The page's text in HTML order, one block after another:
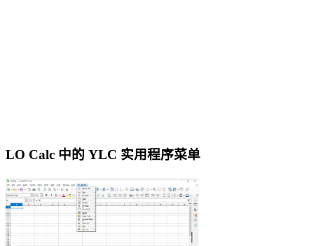
LO Calc 中的 YLC 实用程序菜单